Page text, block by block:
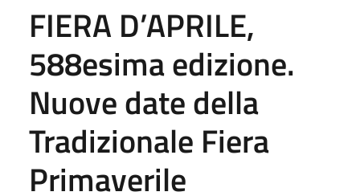
FIERA D’APRILE,
588esima edizione.
Nuove date della
Tradizionale Fiera
Primaverile